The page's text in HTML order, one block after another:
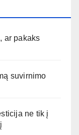
ar pakaks
suvirnimo
ne tik į